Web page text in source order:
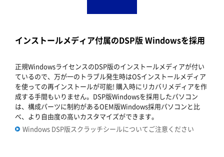
インストールメディア付属のDSP版 Windowsを採用
正規WindowsライセンスのDSP版のインストールメディアが付い
ているので、万が一のトラブル発生時はOSインストールメディア
を使っての再インストールが可能! 購入時にリカバリメディアを作
成する手間もいりません。DSP版Windowsを採用したパソコン
は、構成パーツに制約があるOEM版Windows採用パソコンと比
べ、より自由度の高いカスタマイズができます。
Windows DSP版スクラッチシールについてご注意ください